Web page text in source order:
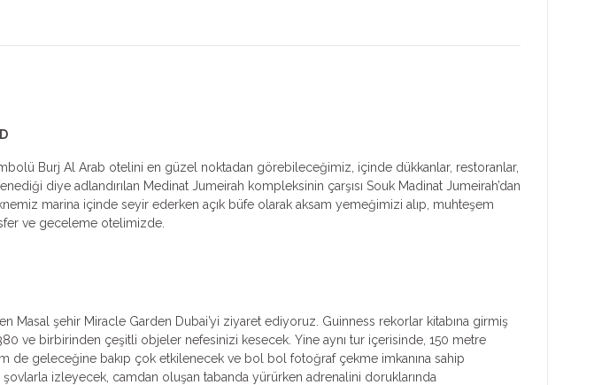
Burj Al Arab otelini en güzel noktadan görebileceğimiz, içinde dükkanlar, restoranlar,
diye adlandırılan Medinat Jumeirah kompleksinin çarşısı Souk Madinat Jumeirah’dan
marina içinde seyir ederken açık büfe olarak aksam yemeğimizi alıp, muhteşem
ve geceleme otelimizde.
şehir Miracle Garden Dubai’yi ziyaret ediyoruz. Guinness rekorlar kitabına girmiş
ve birbirinden çeşitli objeler nefesinizi kesecek. Yine aynı tur içerisinde, 150 metre
de geleceğine bakıp çok etkilenecek ve bol bol fotoğraf çekme imkanına sahip
şovlarla izleyecek, camdan oluşan tabanda yürürken adrenalini doruklarında